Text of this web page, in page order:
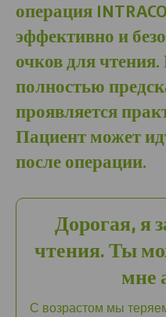
операция
эффективно и
очков для
полностью
проявляется
Пациент может
после операции.
Дорогая, я
чтения. Ты
мне
С возрастом мы